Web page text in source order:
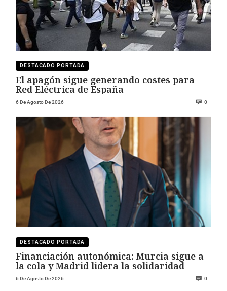
DESTACADO PORTADA
El apagón sigue generando costes para
Red Eléctrica de España
6 De Agosto De 2026 0
DESTACADO PORTADA
Financiación autonómica: Murcia sigue a
la cola y Madrid lidera la solidaridad
6 De Agosto De 2026 0